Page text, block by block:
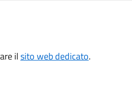
ilsito web dedicato.